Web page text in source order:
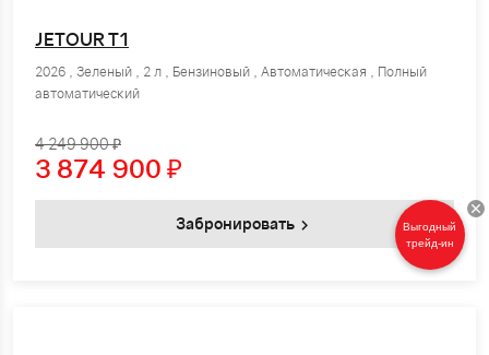
JETOUR T1
2026 , Зеленый , 2 л , Бензиновый , Автоматическая , Полный
автоматический
4 249 900 ₽
3 874 900 ₽
Забронировать
Выгодный
трейд-ин